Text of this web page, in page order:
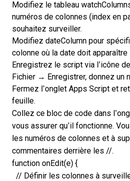
Modifiez le tableau
numéros de colonnes (index en
souhaitez surveiller.
Modifiez dateColumn pour
colonne où la date doit
Enregistrez le script via l’icône
Fichier → Enregistrer, donnez un
Fermez l’onglet Apps Script et
feuille.
Collez ce bloc de code dans
vous assurer qu’il fonctionne.
les numéros de colonnes et à
commentaires derrière les //.
function onEdit(e) {
// Définir les colonnes à